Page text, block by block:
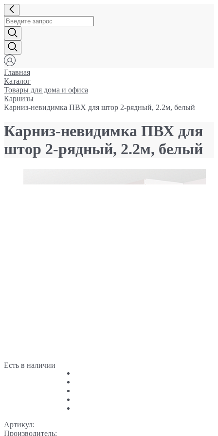
Главная
Каталог
Товары для дома и офиса
Карнизы
Карниз-невидимка ПВХ для штор 2-рядный, 2.2м, белый
Карниз-невидимка ПВХ для
штор 2-рядный, 2.2м, белый
Есть в наличии
Артикул:
Производитель: